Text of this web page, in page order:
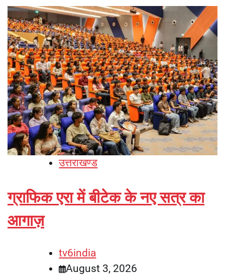
उत्तराखण्ड
ग्राफिक एरा में बीटेक के नए सत्र का
आगाज़
tv6india
August 3, 2026